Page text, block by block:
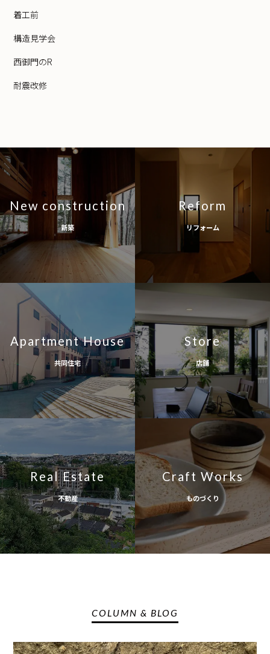
着工前
構造見学会
西御門のR
耐震改修
New construction
新築
Reform
リフォーム
Apartment House
共同住宅
Store
店舗
Real Estate
不動産
Craft Works
ものづくり
COLUMN & BLOG